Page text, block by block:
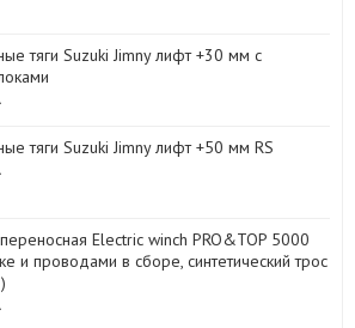
тяги Suzuki Jimny лифт +30 мм с
тяги Suzuki Jimny лифт +50 мм RS
Electric winch PRO&TOP 5000
и проводами в сборе, синтетический трос